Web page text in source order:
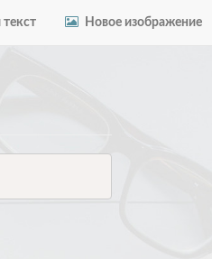
Новое изображение